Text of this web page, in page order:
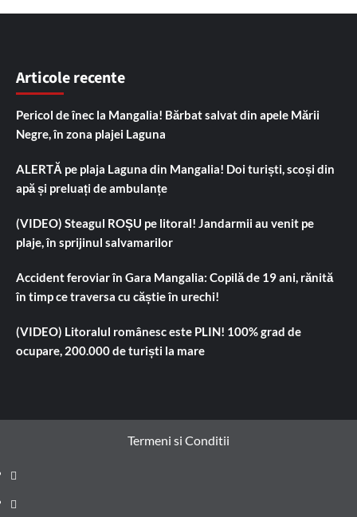
Articole recente
Pericol de înec la Mangalia! Bărbat salvat din apele Mării
Negre, în zona plajei Laguna
ALERTĂ pe plaja Laguna din Mangalia! Doi turiști, scoși din
apă și preluați de ambulanțe
(VIDEO) Steagul ROȘU pe litoral! Jandarmii au venit pe
plaje, în sprijinul salvamarilor
Accident feroviar în Gara Mangalia: Copilă de 19 ani, rănită
în timp ce traversa cu căștie în urechi!
(VIDEO) Litoralul românesc este PLIN! 100% grad de
ocupare, 200.000 de turiști la mare
Termeni si Conditii
Prima
pagină
Știri